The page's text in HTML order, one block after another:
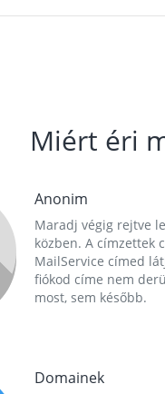
Miért éri
Anonim
Maradj végig rejtve
közben. A címzettek
MailService címed
fiókod címe nem
most, sem később.
Domainek